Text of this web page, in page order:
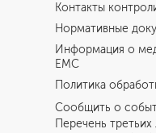
Контакты
Нормативные
Информация о
EMC
Политика
Сообщить о
Перечень